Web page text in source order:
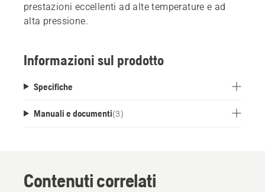
prestazioni eccellenti ad alte temperature e ad
alta pressione.
Informazioni sul prodotto
Specifiche
Manuali e documenti(3)
Contenuti correlati